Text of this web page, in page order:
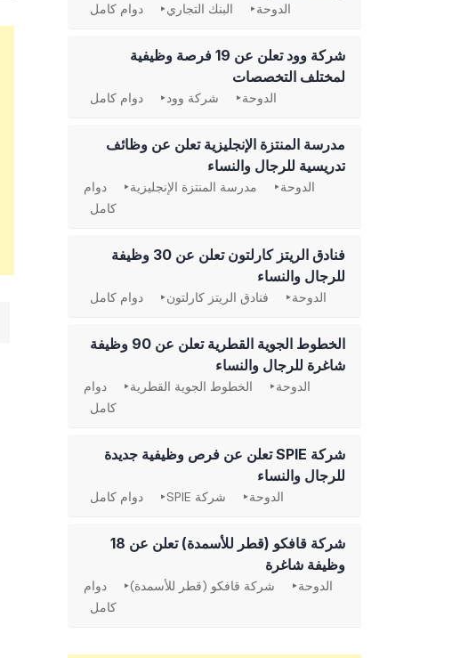
الدوحة البنك التجاري دوام كامل
شركة وود تعلن عن 19 فرصة وظيفية
لمختلف التخصصات
الدوحة شركة وود دوام كامل
مدرسة المنتزة الإنجليزية تعلن عن وظائف
تدريسية للرجال والنساء
الدوحة مدرسة المنتزة الإنجليزية
دوام
كامل
فنادق الريتز كارلتون تعلن عن 30 وظيفة
للرجال والنساء
الدوحة فنادق الريتز كارلتون دوام كامل
الخطوط الجوية القطرية تعلن عن 90 وظيفة
شاغرة للرجال والنساء
الدوحة الخطوط الجوية القطرية
دوام
كامل
شركة SPIE تعلن عن فرص وظيفية جديدة
للرجال والنساء
الدوحة شركة SPIE دوام كامل
شركة قافكو (قطر للأسمدة) تعلن عن 18
وظيفة شاغرة
الدوحة شركة قافكو (قطر للأسمدة)
دوام
كامل